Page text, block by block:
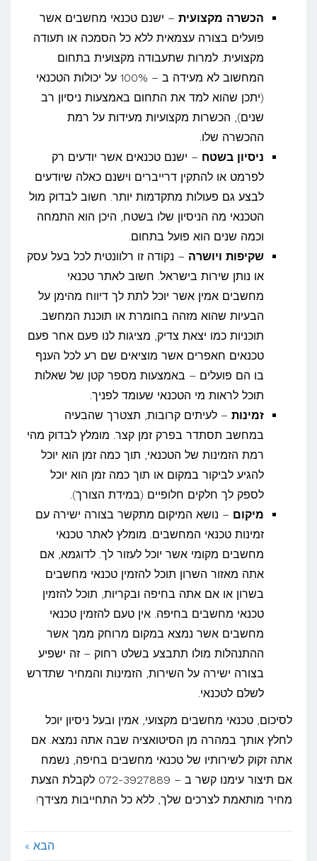
הכשרה מקצועית – ישנם טכנאי מחשבים אשר
פועלים בצורה עצמאית ללא כל הסמכה או תעודה
מקצועית. למרות שתעבודה מקצועית בתחום
המחשוב לא מעידה ב – 100% על יכולות הטכנאי
(יתכן שהוא למד את התחום באמצעות ניסיון רב
שנים), הכשרות מקצועיות מעידות על רמת
ההכשרה שלו.
ניסיון בשטח – ישנם טכנאים אשר יודעים רק
לפרמט או להתקין דרייברים וישנם כאלה שיודעים
לבצע גם פעולות מתקדמות יותר. חשוב לבדוק מול
הטכנאי מה הניסיון שלו בשטח, היכן הוא התמחה
וכמה שנים הוא פועל בתחום.
שקיפות ויושרה – נקודה זו רלוונטית לכל בעל עסק
או נותן שירות בישראל. חשוב לאתר טכנאי
מחשבים אמין אשר יוכל לתת לך דיווח מהימן על
הבעיות שהוא מזהה בחומרת או תוכנת המחשב.
תוכניות כמו יצאת צדיק, מציגות לנו פעם אחר פעם
טכנאים חאפרים אשר מוציאים שם רע לכל הענף
בו הם פועלים – באמצעות מספר קטן של שאלות
תוכל לראות מי הטכנאי שעומד לפניך.
זמינות – לעיתים קרובות, תצטרך שהבעיה
במחשב תסתדר בפרק זמן קצר. מומלץ לבדוק מהי
רמת הזמינות של הטכנאי, תוך כמה זמן הוא יוכל
להגיע לביקור במקום או תוך כמה זמן הוא יוכל
לספק לך חלקים חלופיים (במידת הצורך).
מיקום – נושא המיקום מתקשר בצורה ישירה עם
זמינות טכנאי המחשבים. מומלץ לאתר טכנאי
מחשבים מקומי אשר יוכל לעזור לך. לדוגמא, אם
אתה מאזור השרון תוכל להזמין טכנאי מחשבים
בשרון או אם אתה בחיפה ובקריות, תוכל להזמין
טכנאי מחשבים בחיפה. אין טעם להזמין טכנאי
מחשבים אשר נמצא במקום מרוחק ממך אשר
ההתנהלות מולו תתבצע בשלט רחוק – זה ישפיע
בצורה ישירה על השירות, הזמינות והמחיר שתדרש
לשלם לטכנאי.
לסיכום, טכנאי מחשבים מקצועי, אמין ובעל ניסיון יוכל
לחלץ אותך במהרה מן הסיטואציה שבה אתה נמצא. אם
אתה זקוק לשירותיו של טכנאי מחשבים בחיפה, נשמח
אם תיצור עימנו קשר ב – 072-3927889 לקבלת הצעת
מחיר מותאמת לצרכים שלך, ללא כל התחייבות מצידך!
הבא »